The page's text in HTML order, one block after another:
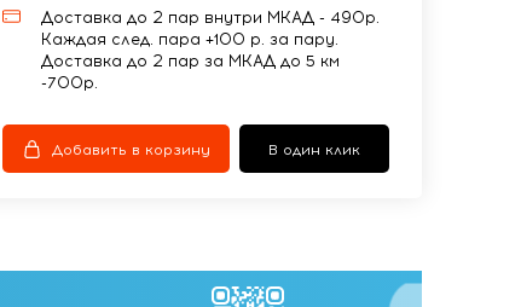
Доставка до 2 пар внутри МКАД - 490р.
Каждая след. пара +100 р. за пару.
Доставка до 2 пар за МКАД до 5 км
-700р.
Добавить в корзину В один клик